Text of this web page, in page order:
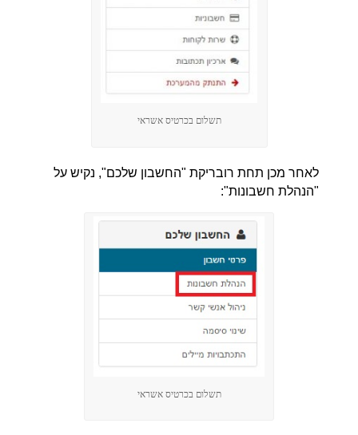
תשלום בכרטיס אשראי
לאחר מכן תחת רובריקת "החשבון שלכם", נקיש על
"הנהלת חשבונות":
תשלום בכרטיס אשראי